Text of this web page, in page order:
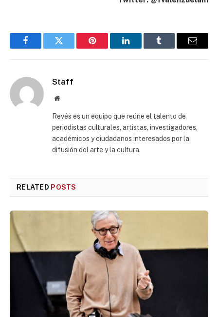
FacebookTwitter Pinterest LinkedInTumblr Email
Staff
Website
Revés es un equipo que reúne el talento de
periodistas culturales, artistas, investigadores,
académicos y ciudadanos interesados por la
difusión del arte y la cultura.
RELATED POSTS